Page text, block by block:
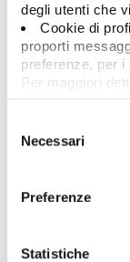
degli utenti che
Cookie di
proporti
preferenze, per
Per maggiori
"Rifiuta".
delNecessari
Preferenze
Statistiche
comparto
trasformazione e
Documentazione